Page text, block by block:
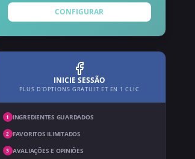
CONFIGURAR
INICIE SESSÃO
PLUS D'OPTIONS GRATUIT ET EN 1 CLIC
1 INGREDIENTES GUARDADOS
2 FAVORITOS ILIMITADOS
3 AVALIAÇÕES E OPINIÕES